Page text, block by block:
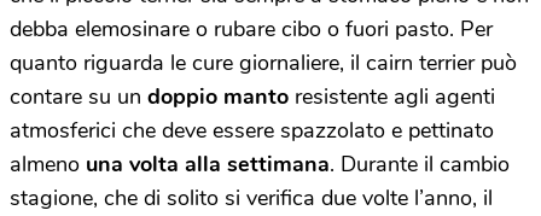
debba elemosinare o rubare cibo o fuori pasto. Per
quanto riguarda le cure giornaliere, il cairn terrier può
contare su un doppio manto resistente agli agenti
atmosferici che deve essere spazzolato e pettinato
almeno una volta alla settimana. Durante il cambio
stagione, che di solito si verifica due volte l’anno, il